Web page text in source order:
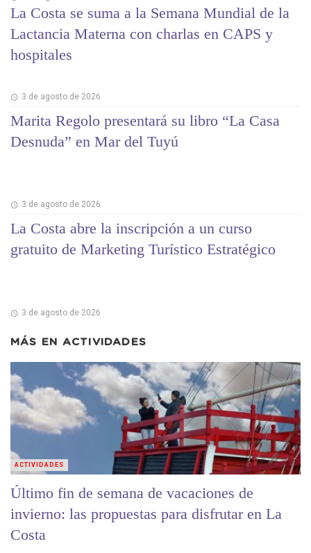
La Costa se suma a la Semana Mundial de la
Lactancia Materna con charlas en CAPS y
hospitales
3 de agosto de 2026
Marita Regolo presentará su libro “La Casa
Desnuda” en Mar del Tuyú
3 de agosto de 2026
La Costa abre la inscripción a un curso
gratuito de Marketing Turístico Estratégico
3 de agosto de 2026
MÁS EN ACTIVIDADES
Último fin de semana de vacaciones de
invierno: las propuestas para disfrutar en La
Costa
ACTIVIDADES